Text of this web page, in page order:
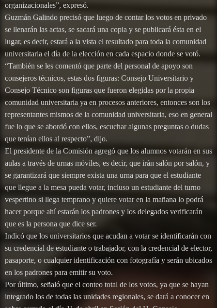
organizacionales”, expresó.
Guzmán Galindo precisó que luego de contar los votos en privado
se llenarán las actas, se sacará una copia y se publicará ésta en el
lugar, es decir, estará a la vista el resultado para toda la comunidad
universitaria el día de la elección en cada espacio donde se votó.
“También se les comentó que parte del personal de apoyo son
consejeros técnicos, estas dos figuras: Consejo Universitario y
Consejo Técnico son figuras que fueron elegidas por la propia
comunidad universitaria ya en procesos anteriores, entonces son los
representantes mismos de la comunidad universitaria, eso en general
fue lo que se abordó con ellos, escuchar algunas preguntas o dudas
que tenían ellos al respecto”, dijo.
El presidente de la Comisión agregó que los alumnos votarán en sus
aulas a través de urnas móviles, es decir, que irán salón por salón, y
se garantizará que siempre exista una urna para que el estudiante
que llegue a la mesa pueda votar, incluso un estudiante del turno
vespertino si llega temprano y quiere votar en la mañana lo podrá
hacer porque ahí estarán los padrones y los delegados verificarán
que es la persona que dice ser.
Indicó que los universitarios que acudan a votar se identificarán con
su credencial de estudiante o trabajador, con la credencial de elector,
pasaporte, o cualquier identificación con fotografía y serán ubicados
en los padrones para emitir su voto.
Por último, señaló que el conteo total de los votos, ya que se hayan
integrado los de todas las unidades regionales, se dará a conocer en